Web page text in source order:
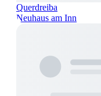
Querdreiba
Neuhaus am Inn